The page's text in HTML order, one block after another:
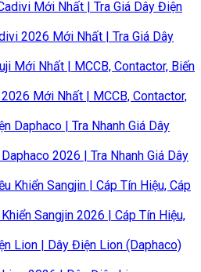
2026 Mới Nhất | Tra Giá Dây
Mới Nhất | MCCB, Contactor,
2026 | Tra Nhanh Giá Dây
Sangjin 2026 | Cáp Tín Hiệu,